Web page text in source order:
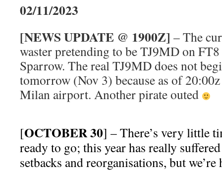
02/11/2023
[NEWS UPDATE @ 1900Z] – The
waster pretending to be TJ9MD on
Sparrow. The real TJ9MD does not
tomorrow (Nov 3) because as of
Milan airport. Another pirate outed
[OCTOBER 30] – There’s very little
ready to go; this year has really
setbacks and reorganisations, but we’re